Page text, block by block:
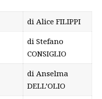
di Alice FILIPPI
di Stefano
CONSIGLIO
di Anselma
DELL’OLIO